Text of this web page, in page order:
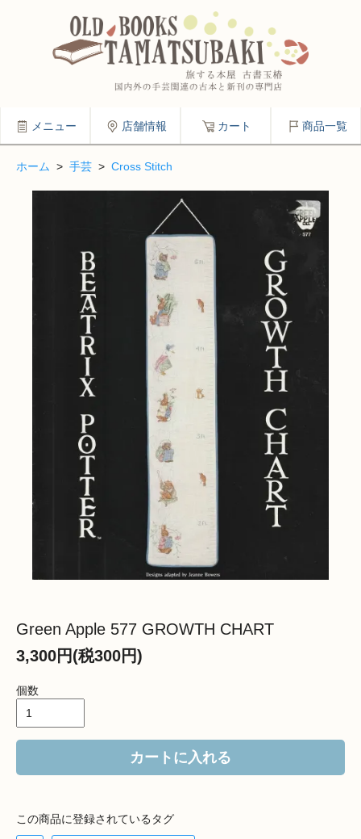
メニュー 店舗情報 カート 商品一覧
ホーム > 手芸 > Cross Stitch
Green Apple 577 GROWTH CHART
3,300円(税300円)
個数
カートに入れる
この商品に登録されているタグ